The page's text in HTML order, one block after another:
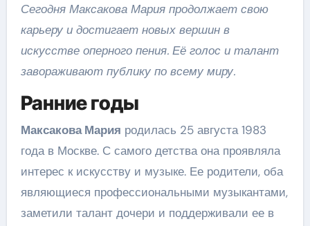
Сегодня Максакова Мария продолжает свою
карьеру и достигает новых вершин в
искусстве оперного пения. Её голос и талант
завораживают публику по всему миру.
Ранние годы
Максакова Мария родилась 25 августа 1983
года в Москве. С самого детства она проявляла
интерес к искусству и музыке. Ее родители, оба
являющиеся профессиональными музыкантами,
заметили талант дочери и поддерживали ее в